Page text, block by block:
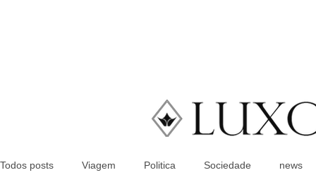
Todos posts Viagem Politica Sociedade news